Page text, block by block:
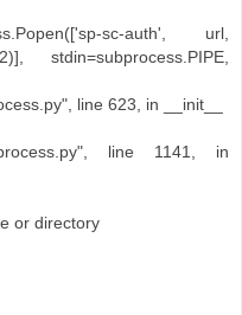
sc-auth', url,
stdin=subprocess.PIPE,
line 623, in __init__
line 1141, in
or directory